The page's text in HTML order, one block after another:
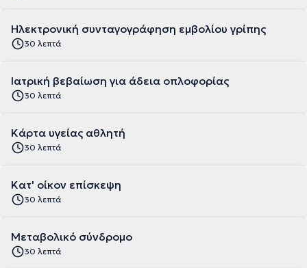
Ηλεκτρονική συνταγογράφηση εμβολίου γρίπης
30 λεπτά
Ιατρική βεβαίωση για άδεια οπλοφορίας
30 λεπτά
Κάρτα υγείας αθλητή
30 λεπτά
Κατ' οίκον επίσκεψη
30 λεπτά
Μεταβολικό σύνδρομο
30 λεπτά